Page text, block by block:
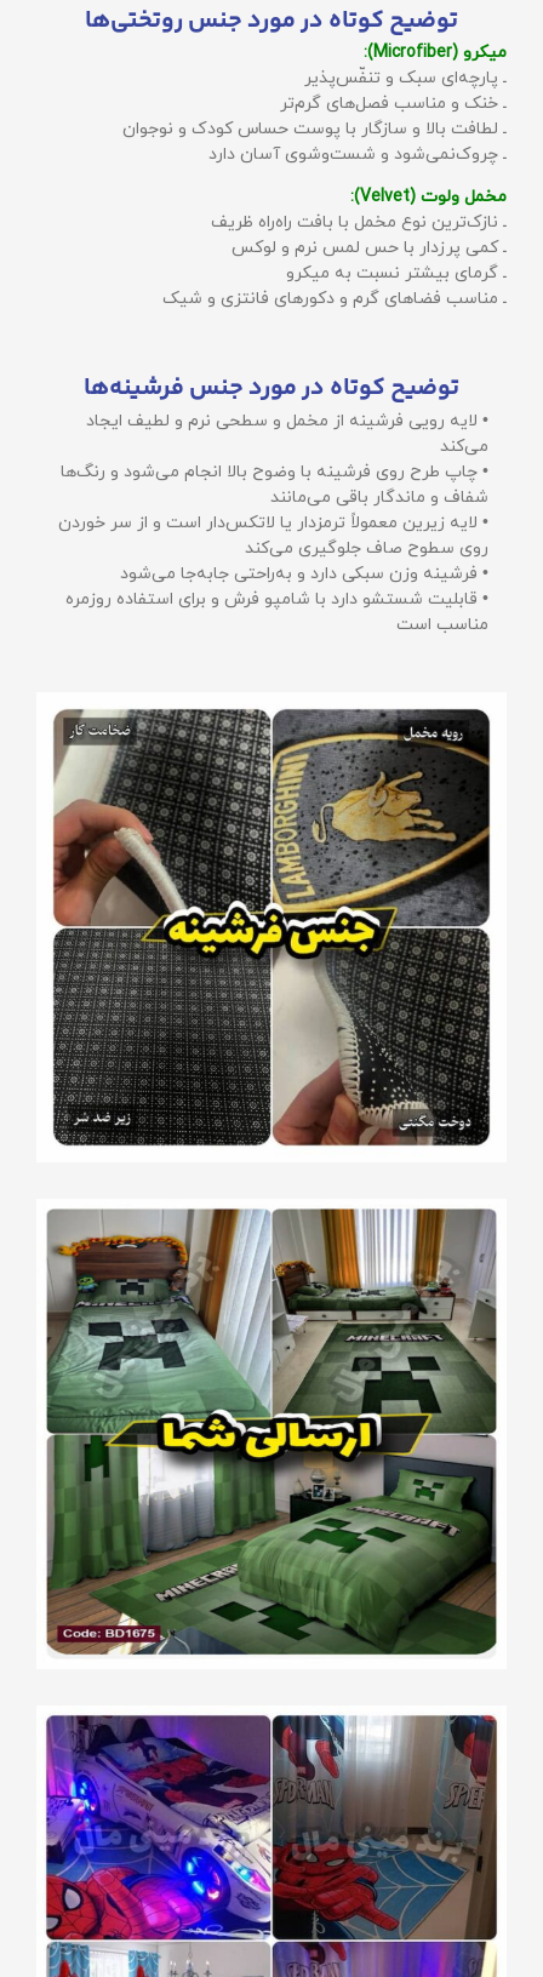
توضیح کوتاه در مورد جنس روتختی‌ها
میکرو (Microfiber):
ـ پارچه‌ای سبک و تنفّس‌پذیر
ـ خنک و مناسب فصل‌های گرم‌تر
ـ لطافت بالا و سازگار با پوست حساس کودک و نوجوان
ـ چروک‌نمی‌شود و شست‌وشوی آسان دارد
مخمل ولوت (Velvet):
ـ نازک‌ترین نوع مخمل با بافت راه‌راه ظریف
ـ کمی پرزدار با حس لمس نرم و لوکس
ـ گرمای بیشتر نسبت به میکرو
ـ مناسب فضاهای گرم و دکورهای فانتزی و شیک
توضیح کوتاه در مورد جنس فرشینه‌ها
• لایه رویی فرشینه از مخمل و سطحی نرم و لطیف ایجاد
می‌کند
• چاپ طرح روی فرشینه با وضوح بالا انجام می‌شود و رنگ‌ها
شفاف و ماندگار باقی می‌مانند
• لایه زیرین معمولاً ترمزدار یا لاتکس‌دار است و از سر خوردن
روی سطوح صاف جلوگیری می‌کند
• فرشینه وزن سبکی دارد و به‌راحتی جابه‌جا می‌شود
• قابلیت شستشو دارد با شامپو فرش و برای استفاده روزمره
مناسب است